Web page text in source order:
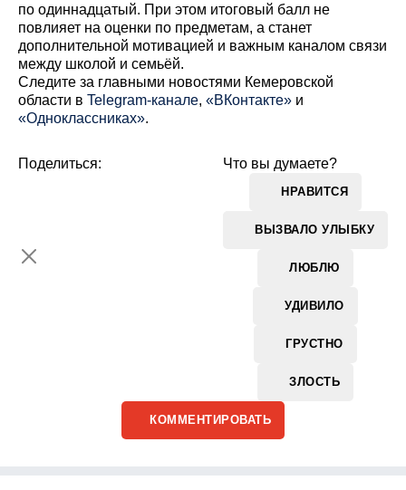
по одиннадцатый. При этом итоговый балл не
повлияет на оценки по предметам, а станет
дополнительной мотивацией и важным каналом связи
между школой и семьёй.
Cледите за главными новостями Кемеровской
области в Telegram-канале, «ВКонтакте» и
«Одноклассниках».
Что вы думаете?
НРАВИТСЯ
ВЫЗВАЛО УЛЫБКУ
ЛЮБЛЮ
УДИВИЛО
ГРУСТНО
ЗЛОСТЬ
Поделиться:
КОММЕНТИРОВАТЬ